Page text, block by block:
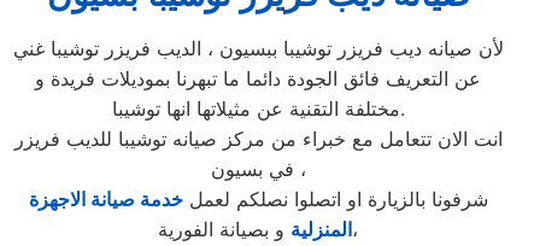
لأن صيانه ديب فريزر توشيبا ببسيون ، الديب فريزر توشيبا غني
عن التعريف فائق الجودة دائما ما تبهرنا بموديلات فريدة و
مختلفة التقنية عن مثيلاتها انها توشيبا.
انت الان تتعامل مع خبراء من مركز صيانه توشيبا للديب فريزر
في بسيون ،
شرفونا بالزيارة او اتصلوا نصلكم لعملخدمة صيانة الاجهزة
المنزليةو بصيانة الفورية،